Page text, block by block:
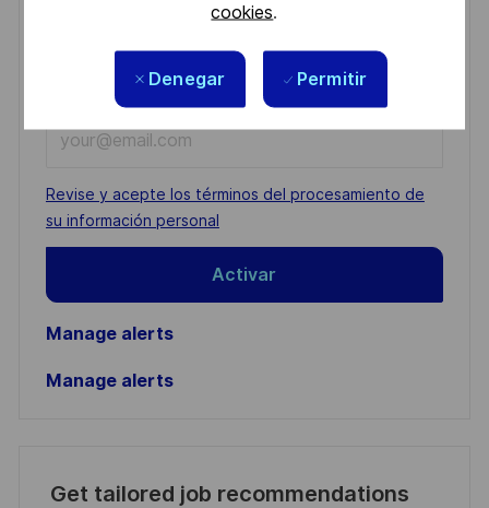
cookies.
Denegar Permitir
You'll receive updates once a week
Enter
Email
address
(Required)
Required
Revise y acepte los términos del procesamiento de
su información personal
Activar
Manage alerts
Manage alerts
Get tailored job recommendations